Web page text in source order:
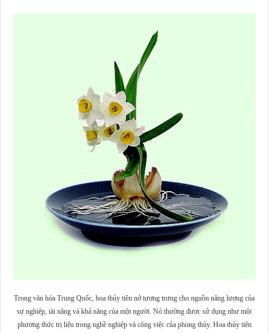
Trong văn hóa Trung Quốc, hoa thủy tiên nở tượng trưng cho nguồn năng lượng của
sự nghiệp, tài năng và khả năng của một người. Nó thường được sử dụng như một
phương thức trị liệu trong nghề nghiệp và công việc của phong thủy. Hoa thủy tiên